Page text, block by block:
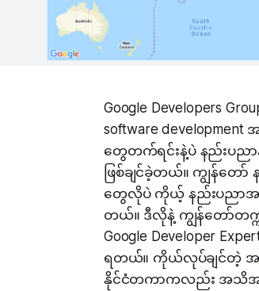
Google Developers
software
တွေတက်ရင်းနဲ့ပဲ နည်းပ
ဖြစ်ချင်ခဲ့တယ်။ ကျွန်တေ
တွေလိုပဲ ကိုယ့် နည်းပညာအ
တယ်။ ဒီလိုနဲ့ ကျွန်တော်တက္
Google Developer
ရတယ်။ ကိုယ်လုပ်ချင်တဲ့ အ
နိုင်ငံတကာကလည်း အသိ